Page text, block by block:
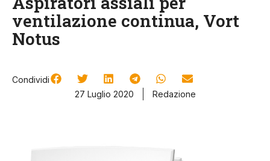
ventilazione continua, Vort
Notus
Condividi
27 Luglio 2020
Redazione